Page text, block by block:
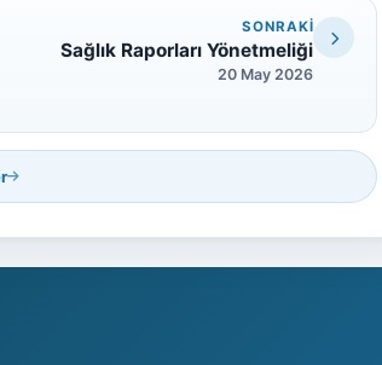
SONRAKI
Sağlık Raporları Yönetmeliği
20 May 2026